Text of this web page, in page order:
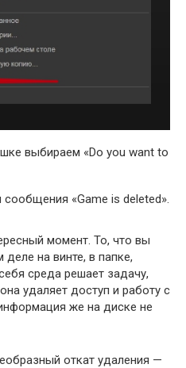
выбираем «Do you want to
«Game is deleted».
момент. То, что вы
на винте, в папке,
среда решает задачу,
удаляет доступ и работу с
же на диске не
откат удаления —